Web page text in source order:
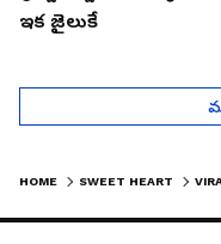
ఇక జైలుకే
HOME SWEET HEART